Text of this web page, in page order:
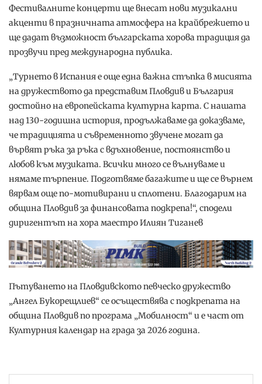
Фестивалните концерти ще внесат нови музикални
акценти в празничната атмосфера на крайбрежието и
ще дадат възможност българската хорова традиция да
прозвучи пред международна публика.
„Турнето в Испания е още една важна стъпка в мисията
на дружеството да представим Пловдив и България
достойно на европейската културна карта. С нашата
над 130-годишна история, продължаваме да доказваме,
че традицията и съвременното звучене могат да
вървят ръка за ръка с вдъхновение, постоянство и
любов към музиката. Всички много се вълнуваме и
нямаме търпение. Подготвяме багажите и ще се върнем
вярвам още по-мотивирани и сплотени. Благодарим на
община Пловдив за финансовата подкрепа!“, сподели
диригентът на хора маестро Илиян Тиганев
Пътуването на Пловдивското певческо дружество
„Ангел Букорещлиев“ се осъществява с подкрепата на
община Пловдив по програма „Мобилност“ и е част от
Културния календар на града за 2026 година.